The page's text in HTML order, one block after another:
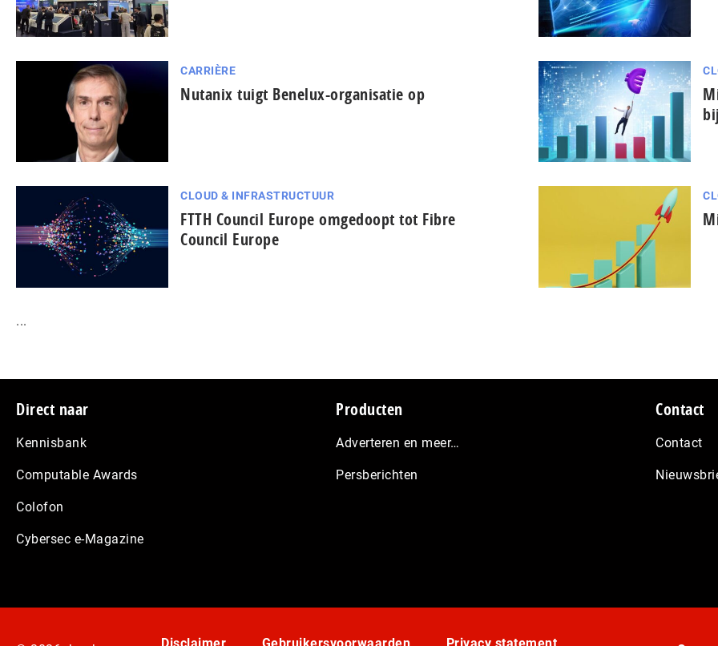
CARRIÈRE
Nutanix tuigt Benelux-organisatie op
CLOUD & INFRASTRUCTUUR
FTTH Council Europe omgedoopt tot Fibre
Council Europe
...
Footer
Direct naar
Kennisbank
Computable Awards
Colofon
Cybersec e-Magazine
Producten
Adverteren en meer…
Persberichten
Contact
Contact